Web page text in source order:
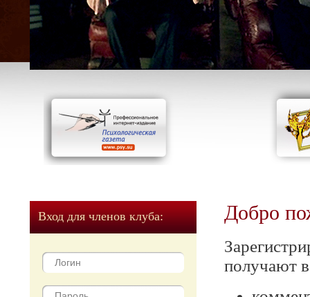
Вход для членов клуба: Добро
получают